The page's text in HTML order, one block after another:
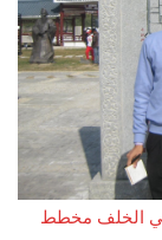
وفي الخلف مخطط